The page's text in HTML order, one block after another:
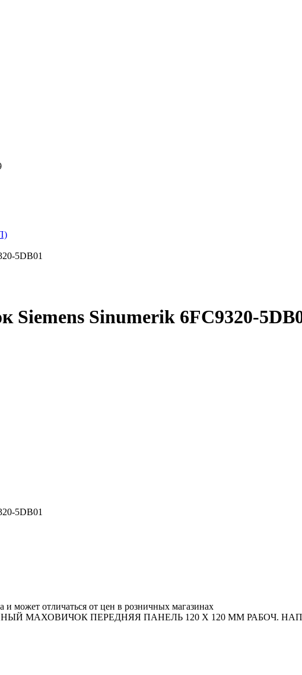
5DB01
Siemens Sinumerik 6FC9320-
5DB01
и может отличаться от цен в розничных магазинах
МАХОВИЧОК ПЕРЕДНЯЯ ПАНЕЛЬ 120 X 120 MM РАБОЧ.